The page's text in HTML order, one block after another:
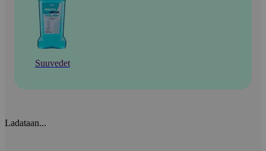
Suuvedet
Ladataan...